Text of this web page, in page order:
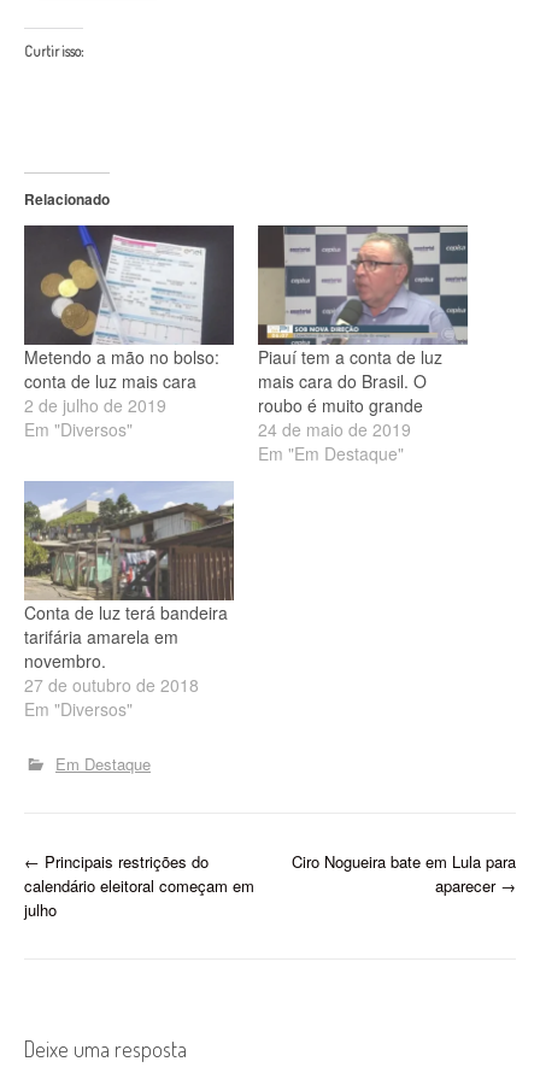
Curtir isso:
Relacionado
Metendo a mão no bolso:
conta de luz mais cara
2 de julho de 2019
Em "Diversos"
Piauí tem a conta de luz
mais cara do Brasil. O
roubo é muito grande
24 de maio de 2019
Em "Em Destaque"
Conta de luz terá bandeira
tarifária amarela em
novembro.
27 de outubro de 2018
Em "Diversos"
Em Destaque
P
o
n
← Principais restrições do
calendário eleitoral começam em
julho
Ciro Nogueira bate em Lula para
aparecer →
Deixe uma resposta